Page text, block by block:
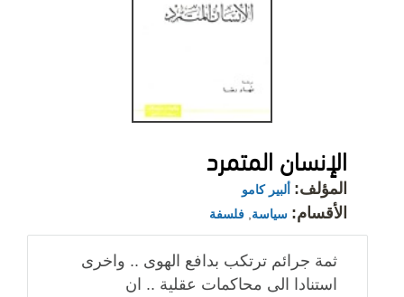
الإنسان المتمرد
المؤلف: ألبير كامو
الأقسام: سياسة فلسفة
ثمة جرائم ترتكب بدافع الهوى .. واخرى
استنادا الى محاكمات عقلية .. ان